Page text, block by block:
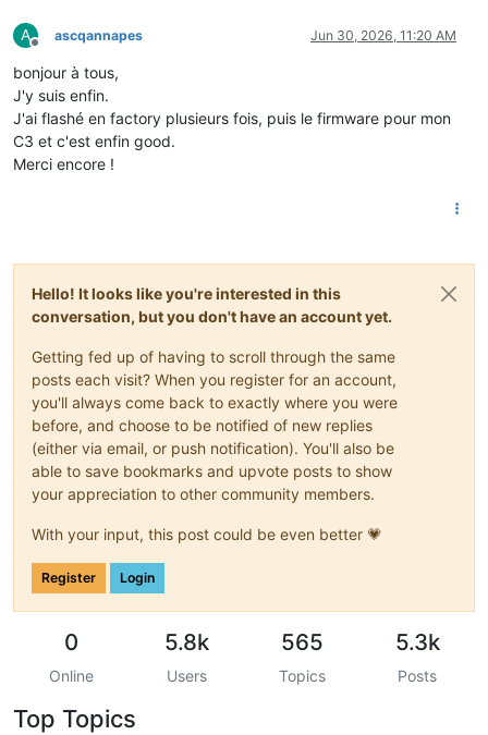
A
Offline
ascqannapes Jun 30, 2026, 11:20 AM
bonjour à tous,
J'y suis enfin.
J'ai flashé en factory plusieurs fois, puis le firmware pour mon
C3 et c'est enfin good.
Merci encore !
Hello! It looks like you're interested in this
conversation, but you don't have an account yet.
Getting fed up of having to scroll through the same
posts each visit? When you register for an account,
you'll always come back to exactly where you were
before, and choose to be notified of new replies
(either via email, or push notification). You'll also be
able to save bookmarks and upvote posts to show
your appreciation to other community members.
With your input, this post could be even better 💗
Register Login
0
Online
5.8k
Users
565
Topics
5.3k
Posts
Top Topics